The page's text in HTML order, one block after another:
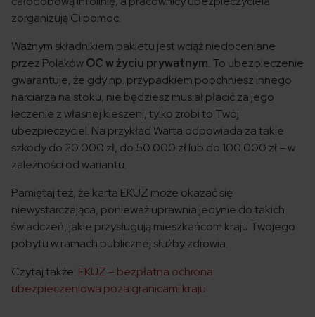
zorganizują Ci pomoc.
Ważnym składnikiem pakietu jest wciąż niedoceniane
przez PolakówOC w życiu prywatnym. To ubezpieczenie
gwarantuje, że gdy np. przypadkiem popchniesz innego
narciarza na stoku, nie będziesz musiał płacić za jego
leczenie z własnej kieszeni, tylko zrobi to Twój
ubezpieczyciel. Na przykład Warta odpowiada za takie
szkody do 20 000 zł, do 50 000 zł lub do 100 000 zł – w
zależności od wariantu.
Pamiętaj też, że karta EKUZ może okazać się
niewystarczająca, ponieważ uprawnia jedynie do takich
świadczeń, jakie przysługują mieszkańcom kraju Twojego
pobytu w ramach publicznej służby zdrowia.
Czytaj także: EKUZ – bezpłatna ochrona
ubezpieczeniowa poza granicami kraju